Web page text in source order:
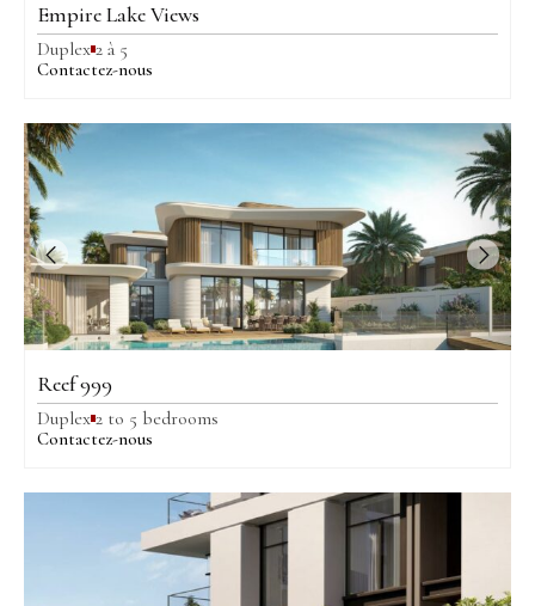
Empire Lake Views
Duplex 2 à 5
Contactez-nous
Reef 999
Duplex 2 to 5 bedrooms
Contactez-nous